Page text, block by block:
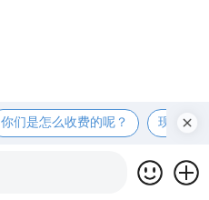
你们是怎么收费的呢？ 现在有